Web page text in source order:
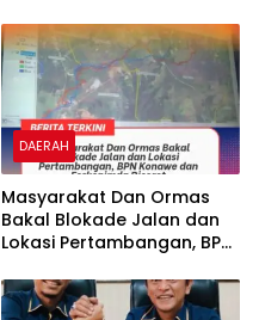
DAERAH
Masyarakat Dan Ormas
Bakal Blokade Jalan dan
Lokasi Pertambangan, BPN
Disorot